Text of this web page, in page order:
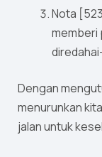
Nota
memberi
Dengan
menurunkan
jalan untuk